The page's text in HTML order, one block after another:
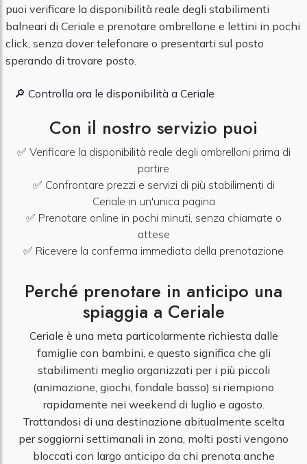
puoi verificare la disponibilità reale degli stabilimenti
balneari di Ceriale e prenotare ombrellone e lettini in pochi
click, senza dover telefonare o presentarti sul posto
sperando di trovare posto.
🔎 Controlla ora le disponibilità a Ceriale
Con il nostro servizio puoi
✅ Verificare la disponibilità reale degli ombrelloni prima di
partire
✅ Confrontare prezzi e servizi di più stabilimenti di
Ceriale in un'unica pagina
✅ Prenotare online in pochi minuti, senza chiamate o
attese
✅ Ricevere la conferma immediata della prenotazione
Perché prenotare in anticipo una
spiaggia a Ceriale
Ceriale è una meta particolarmente richiesta dalle
famiglie con bambini, e questo significa che gli
stabilimenti meglio organizzati per i più piccoli
(animazione, giochi, fondale basso) si riempiono
rapidamente nei weekend di luglio e agosto.
Trattandosi di una destinazione abitualmente scelta
per soggiorni settimanali in zona, molti posti vengono
bloccati con largo anticipo da chi prenota anche